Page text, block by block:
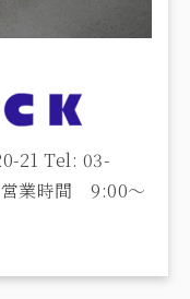
21 Tel: 03-
営業時間 9:00〜